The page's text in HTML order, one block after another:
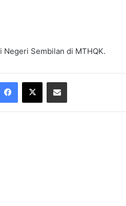
Sembilan di MTHQK.